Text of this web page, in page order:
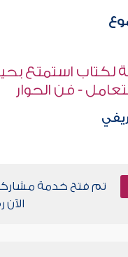
لكتاب استمتع
- فن الحوار
تم فتح خدمة